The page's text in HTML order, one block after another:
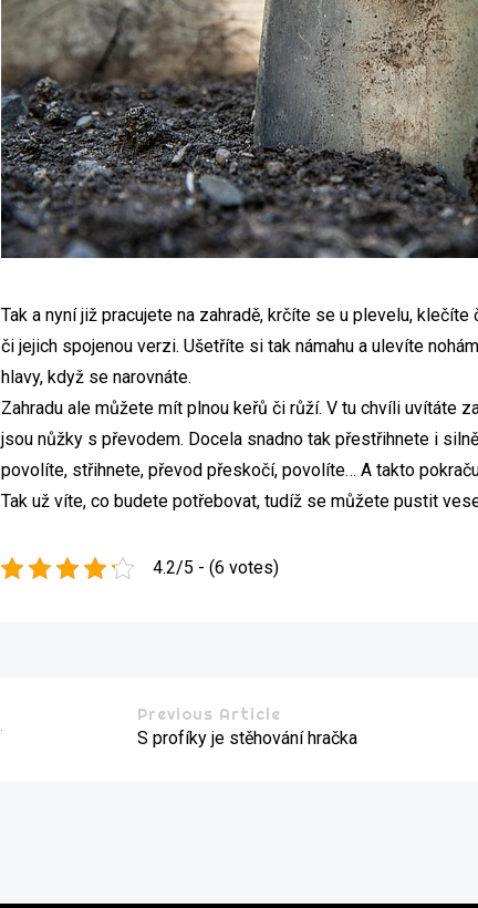
Tak a nyní již pracujete na zahradě, krčíte se u plevelu,
či jejich spojenou verzi. Ušetříte si tak námahu a ulevíte
hlavy, když se narovnáte.
Zahradu ale můžete mít plnou keřů či růží. V tu chvíli uvítáte
jsou nůžky s převodem. Docela snadno tak přestřihnete i
povolíte, střihnete, převod přeskočí, povolíte… A takto
Tak už víte, co budete potřebovat, tudíž se můžete pustit
4.2/5 - (6 votes)
Previous Article
S profíky je stěhování hračka